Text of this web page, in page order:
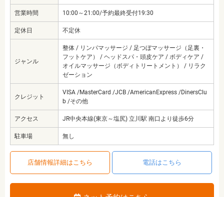
営業時間 10:00～21:00/予約最終受付19:30
定休日 不定休
ジャンル
整体 / リンパマッサージ / 足つぼマッサージ（足裏・
フットケア） / ヘッドスパ・頭皮ケア / ボディケア /
オイルマッサージ（ボディトリートメント） / リラク
ゼーション
クレジット
VISA /MasterCard /JCB /AmericanExpress /DinersClu
b /その他
アクセス JR中央本線(東京～塩尻) 立川駅 南口より徒歩6分
駐車場 無し
店舗情報詳細はこちら 電話はこちら